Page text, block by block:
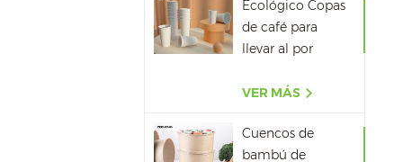
Ecológico Copas
de café para
llevar al por
VER MÁS
Cuencos de
bambú de